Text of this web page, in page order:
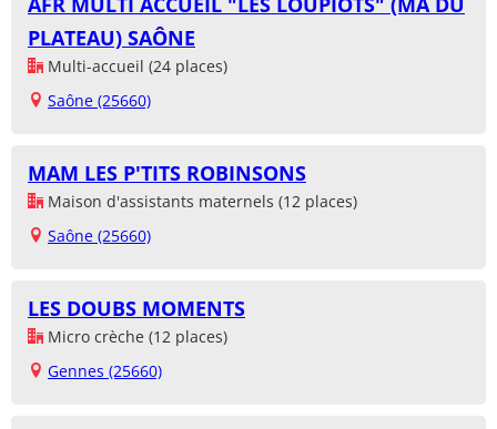
PLATEAU) SAÔNE
Multi-accueil (24 places)
Saône (25660)
MAM LES P'TITS ROBINSONS
Maison d'assistants maternels (12 places)
Saône (25660)
LES DOUBS MOMENTS
Micro crèche (12 places)
Gennes (25660)